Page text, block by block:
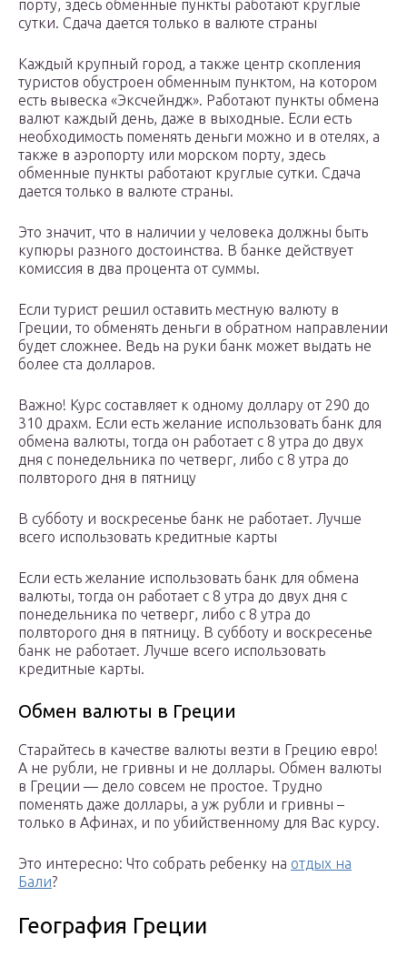
порту, здесь обменные пункты работают круглые
сутки. Сдача дается только в валюте страны
Каждый крупный город, а также центр скопления
туристов обустроен обменным пунктом, на котором
есть вывеска «Эксчейндж». Работают пункты обмена
валют каждый день, даже в выходные. Если есть
необходимость поменять деньги можно и в отелях, а
также в аэропорту или морском порту, здесь
обменные пункты работают круглые сутки. Сдача
дается только в валюте страны.
Это значит, что в наличии у человека должны быть
купюры разного достоинства. В банке действует
комиссия в два процента от суммы.
Если турист решил оставить местную валюту в
Греции, то обменять деньги в обратном направлении
будет сложнее. Ведь на руки банк может выдать не
более ста долларов.
Важно! Курс составляет к одному доллару от 290 до
310 драхм. Если есть желание использовать банк для
обмена валюты, тогда он работает с 8 утра до двух
дня с понедельника по четверг, либо с 8 утра до
полвторого дня в пятницу
В субботу и воскресенье банк не работает. Лучше
всего использовать кредитные карты
Если есть желание использовать банк для обмена
валюты, тогда он работает с 8 утра до двух дня с
понедельника по четверг, либо с 8 утра до
полвторого дня в пятницу. В субботу и воскресенье
банк не работает. Лучше всего использовать
кредитные карты.
Обмен валюты в Греции
Старайтесь в качестве валюты везти в Грецию евро!
А не рубли, не гривны и не доллары. Обмен валюты
в Греции — дело совсем не простое. Трудно
поменять даже доллары, а уж рубли и гривны –
только в Афинах, и по убийственному для Вас курсу.
Это интересно: Что собрать ребенку на отдых на
Бали?
География Греции